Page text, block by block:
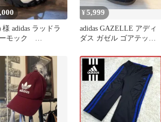
様 adidas ラッドラ
モック
¥5,999
adidas GAZELLE アディ
ダス ガゼル ゴアテック